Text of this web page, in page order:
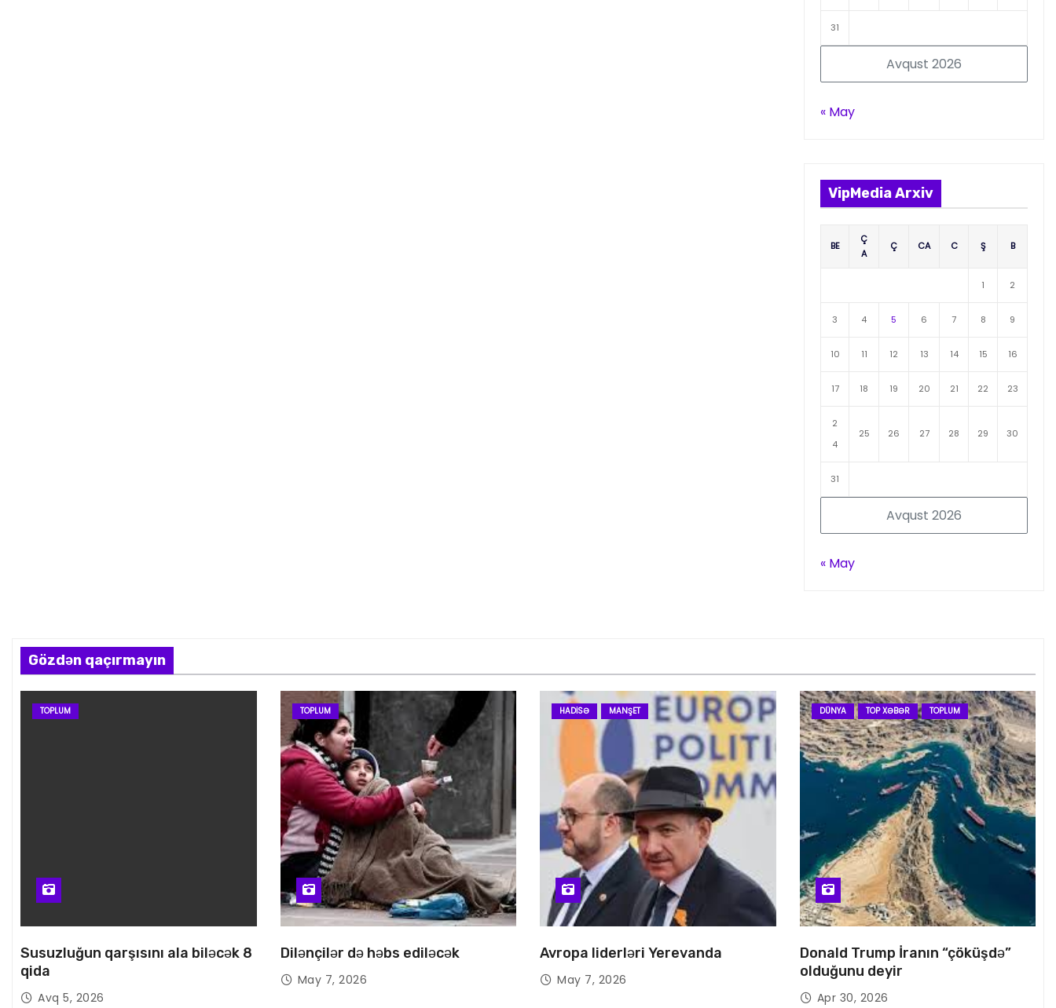
Avqust 2026
31
« May
VipMedia Arxiv
Avqust 2026
BE
Ç
A
Ç CA C Ş B
1 2
3 4 5 6 7 8 9
10 11 12 13 14 15 16
17 18 19 20 21 22 23
2
4
25 26 27 28 29 30
31
« May
Gözdən qaçırmayın
TOPLUM
Susuzluğun qarşısını ala biləcək 8
qida
Avq 5, 2026
TOPLUM
Dilənçilər də həbs ediləcək
May 7, 2026
HADISƏ MANŞET
Avropa liderləri Yerevanda
May 7, 2026
DÜNYA TOP XƏBƏR TOPLUM
Donald Trump İranın “çöküşdə”
olduğunu deyir
Apr 30, 2026